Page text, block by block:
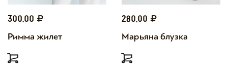
300,00
Римма жилет
280,00
Марьяна блузка